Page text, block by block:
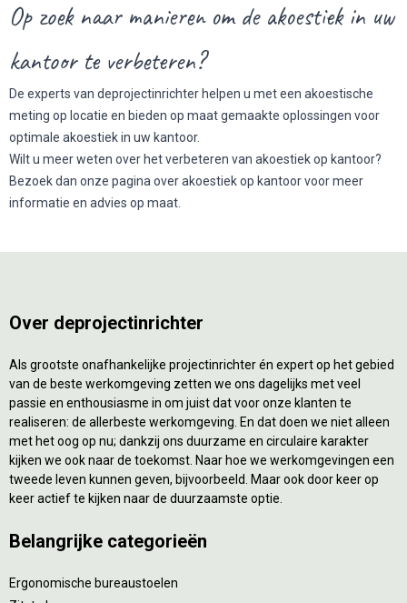
Op zoek naar manieren om de akoestiek in uw
kantoor te verbeteren?
De experts van deprojectinrichter helpen u met een akoestische
meting op locatie en bieden op maat gemaakte oplossingen voor
optimale akoestiek in uw kantoor.
Wilt u meer weten over hetverbeteren van akoestiek op kantoor?
Bezoek dan onze pagina over akoestiek op kantoor voor meer
informatie en advies op maat.
Over deprojectinrichter
Als grootste onafhankelijke projectinrichter én expert op het gebied
van de beste werkomgeving zetten we ons dagelijks met veel
passie en enthousiasme in om juist dat voor onze klanten te
realiseren: de allerbeste werkomgeving. En dat doen we niet alleen
met het oog op nu; dankzij ons duurzame en circulaire karakter
kijken we ook naar de toekomst. Naar hoe we werkomgevingen een
tweede leven kunnen geven, bijvoorbeeld. Maar ook door keer op
keer actief te kijken naar de duurzaamste optie.
Belangrijke categorieën
Ergonomische bureaustoelen